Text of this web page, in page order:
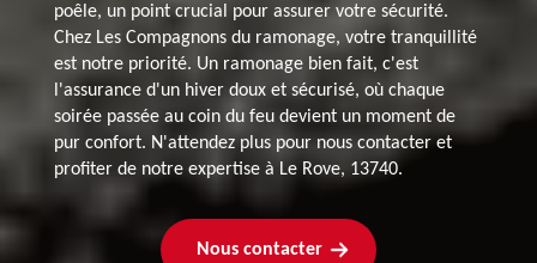
poêle, un point crucial pour assurer votre sécurité.
Chez Les Compagnons du ramonage, votre tranquillité
est notre priorité. Un ramonage bien fait, c'est
l'assurance d'un hiver doux et sécurisé, où chaque
soirée passée au coin du feu devient un moment de
pur confort. N'attendez plus pour nous contacter et
profiter de notre expertise à Le Rove, 13740.
Nous contacter